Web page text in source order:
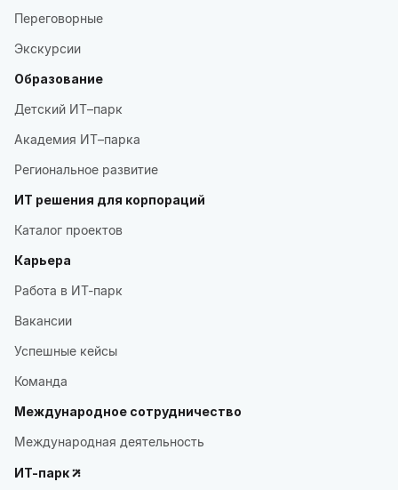
Переговорные
Экскурсии
Образование
Детский ИТ–парк
Академия ИТ–парка
Региональное развитие
ИТ решения для корпораций
Каталог проектов
Карьера
Работа в ИТ-парк
Вакансии
Успешные кейсы
Команда
Международное сотрудничество
Международная деятельность
ИТ-парк